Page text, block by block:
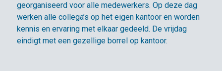
georganiseerd voor alle medewerkers. Op deze dag
werken alle collega’s op het eigen kantoor en worden
kennis en ervaring met elkaar gedeeld. De vrijdag
eindigt met een gezellige borrel op kantoor.